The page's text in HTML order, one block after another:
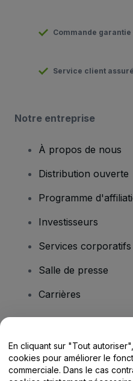
Commande garantie
Service client
Notre entreprise
À propos de nous
Distribution ouverte
Programme
Investisseurs
Services corporatifs
Salle de presse
Carrières
Centre
En cliquant sur "Tout
cookies pour améliorer le
commerciale. Dans le cas